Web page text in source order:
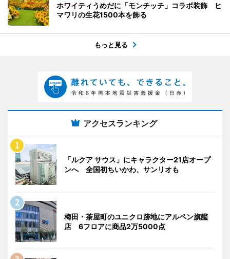
ホワイティうめだに「モンチッチ」コラボ装飾 ヒ
マワリの生花1500本を飾る
もっと見る
アクセスランキング
「ルクア サウス」にキャラクター21店オープ
ンへ 全国初ちいかわ、サンリオも
梅田・茶屋町のユニクロ跡地にアルペン旗艦
店 6フロアに商品2万5000点